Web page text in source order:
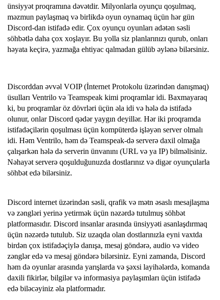
ünsiyyət proqramına dəvətdir. Milyonlarla oyunçu qoşulmaq,
məzmun paylaşmaq və birlikdə oyun oynamaq üçün hər gün
Discord-dan istifadə edir. Çox oyunçu oyunları adətən səsli
söhbətlə daha çox xoşlayır. Bu yolla siz planlarınızı qurub, onları
həyata keçirə, yazmağa ehtiyac qalmadan gülüb əylənə bilərsiniz.
Discorddan əvvəl VOIP (İnternet Protokolu üzərindən danışmaq)
üsulları Ventrilo və Teamspeak kimi proqramlar idi. Baxmayaraq
ki, bu proqramlar öz dövrləri üçün əla idi və hələ də istifadə
olunur, onlar Discord qədər yaygın deyillər. Hər iki proqramda
istifadəçilərin qoşulması üçün kompüterdə işləyən server olmalı
idi. Həm Ventrilo, həm də Teamspeak-də serverə daxil olmağa
çalışarkən hələ də serverin ünvanını (URL və ya IP) bilməlisiniz.
Nəhayət serverə qoşulduğunuzda dostlarınız və digər oyunçularla
söhbət edə bilərsiniz.
Discord internet üzərindən səsli, qrafik və mətn əsaslı mesajlaşma
və zəngləri yerinə yetirmək üçün nəzərdə tutulmuş söhbət
platformasıdır. Discord insanlar arasında ünsiyyəti asanlaşdırmaq
üçün nəzərdə tutulub. Siz uzaqda olan dostlarınızla eyni vaxtda
birdən çox istifadəçiylə danışa, mesaj göndərə, audio və video
zənglər edə və mesaj göndərə bilərsiniz. Eyni zamanda, Discord
həm də oyunlar arasında yarışlarda və şəxsi layihələrdə, komanda
daxili fikirlər, bilgilər və informasiya paylaşımları üçün istifadə
edə biləcəyiniz əla platformadır.